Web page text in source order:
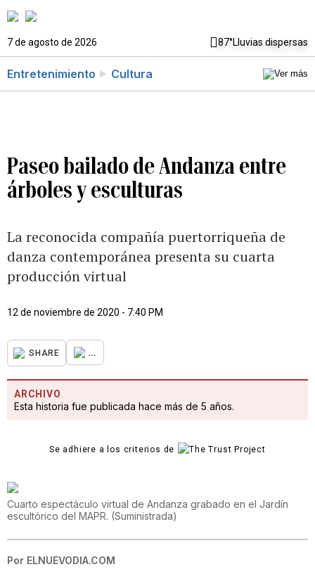
7 de agosto de 2026 87°Lluvias dispersas
Entretenimiento Cultura
Paseo bailado de Andanza entre
árboles y esculturas
La reconocida compañía puertorriqueña de
danza contemporánea presenta su cuarta
producción virtual
12 de noviembre de 2020 - 7:40 PM
SHARE ...
ARCHIVO
Esta historia fue publicada hace más de 5 años.
Se adhiere a los criterios de
Cuarto espectáculo virtual de Andanza grabado en el Jardín
escultórico del MAPR. (Suministrada)
Por ELNUEVODIA.COM